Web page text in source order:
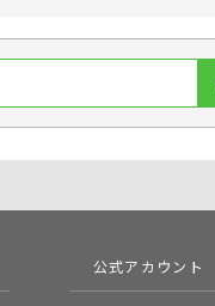
公式アカウント